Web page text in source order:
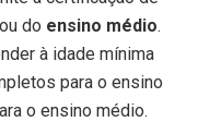
ou do ensino médio.
à idade mínima
para o ensino
o ensino médio.